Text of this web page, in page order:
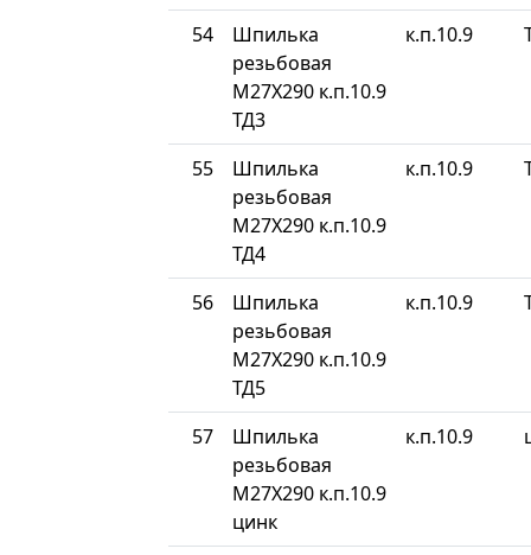
54
Шпилька
резьбовая
М27Х290 к.п.10.9
ТД3
к.п.10.9
55
Шпилька
резьбовая
М27Х290 к.п.10.9
ТД4
к.п.10.9
56
Шпилька
резьбовая
М27Х290 к.п.10.9
ТД5
к.п.10.9
57
Шпилька
резьбовая
М27Х290 к.п.10.9
цинк
к.п.10.9